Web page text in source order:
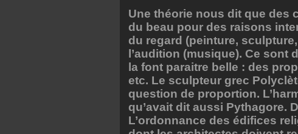
Une théorie nous dit que des
du beau pour des raisons
du regard (peinture,
l’audition (musique). Ce
la font paraitre belle : des
etc. Le sculpteur grec
question de proportion.
qu’avait dit aussi Pythagore.
L’ordonnance des édifices